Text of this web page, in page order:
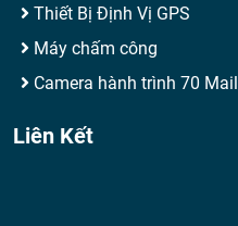
Thiết Bị Định Vị GPS
Máy chấm công
Camera hành trình 70 Mail
Liên Kết